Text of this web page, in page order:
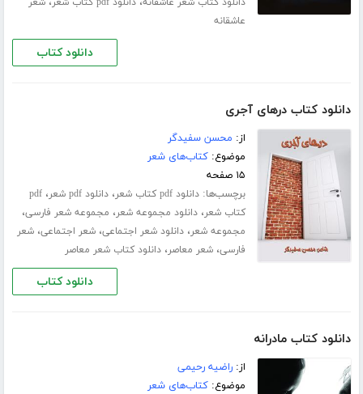
عاشقانه
دانلود کتاب
دانلود کتاب درهای آجری
از: محسن سفیدگر
موضوع:کتاب‌های شعر
۱۵ صفحه
برچسب‌ها:دانلود pdf کتاب شعر ،دانلود pdf شعر ،pdf
کتاب شعر،دانلود مجموعه شعر، مجموعه شعر فارسی،
مجموعه شعر،دانلود شعر اجتماعی،شعر اجتماعی،شعر
فارسی،شعر معاصر،دانلود کتاب شعر معاصر
دانلود کتاب
دانلود کتاب مادرانه
از:راضیه رحیمی
موضوع:کتاب‌های شعر